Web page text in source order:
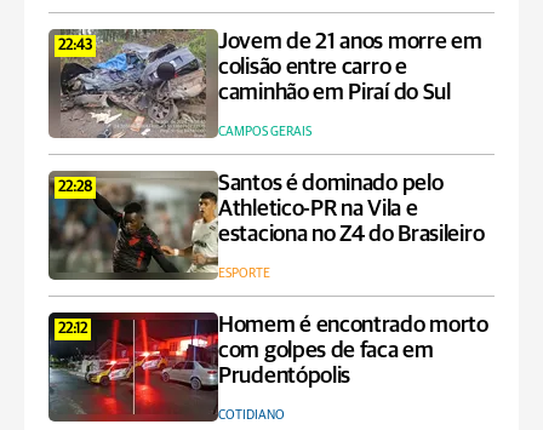
22:43
Jovem de 21 anos morre em
colisão entre carro e
caminhão em Piraí do Sul
CAMPOS GERAIS
22:28
Santos é dominado pelo
Athletico-PR na Vila e
estaciona no Z4 do Brasileiro
ESPORTE
22:12
Homem é encontrado morto
com golpes de faca em
Prudentópolis
COTIDIANO